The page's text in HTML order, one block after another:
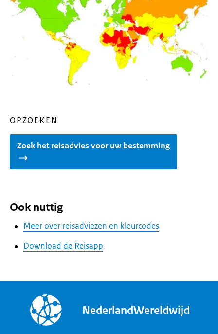
OPZOEKEN
Zoek het reisadvies voor uw bestemming
Ook nuttig
Meer over reisadviezen en kleurcodes
Download de Reisapp
NederlandWereldwijd